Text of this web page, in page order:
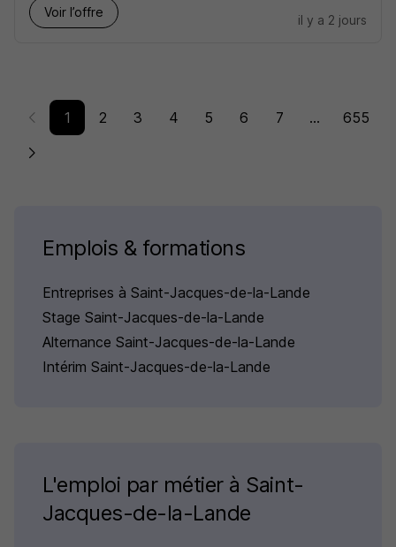
Voir l’offre
il y a 2 jours
1 2 3 4 5 6 7 ... 655
Emplois & formations
Entreprises à Saint-Jacques-de-la-Lande
Stage Saint-Jacques-de-la-Lande
Alternance Saint-Jacques-de-la-Lande
Intérim Saint-Jacques-de-la-Lande
L'emploi par métier à Saint-
Jacques-de-la-Lande